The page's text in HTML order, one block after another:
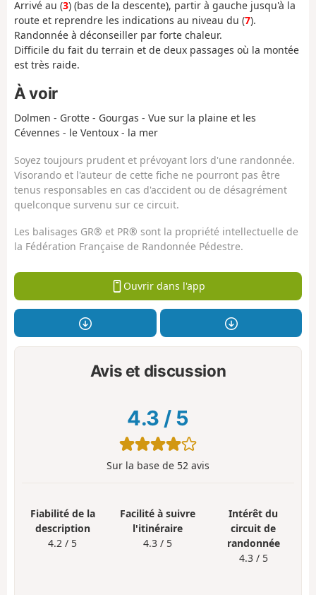
Arrivé au (3) (bas de la descente), partir à gauche jusqu'à la
route et reprendre les indications au niveau du (7).
Randonnée à déconseiller par forte chaleur.
Difficile du fait du terrain et de deux passages où la montée
est très raide.
À voir
Dolmen - Grotte - Gourgas - Vue sur la plaine et les
Cévennes - le Ventoux - la mer
Soyez toujours prudent et prévoyant lors d'une randonnée.
Visorando et l'auteur de cette fiche ne pourront pas être
tenus responsables en cas d'accident ou de désagrément
quelconque survenu sur ce circuit.
Les balisages GR® et PR® sont la propriété intellectuelle de
la Fédération Française de Randonnée Pédestre.
Ouvrir dans l'app
Avis et discussion
4.3 / 5
Sur la base de 52 avis
Fiabilité de la
description
4.2 / 5
Facilité à suivre
l'itinéraire
4.3 / 5
Intérêt du
circuit de
randonnée
4.3 / 5